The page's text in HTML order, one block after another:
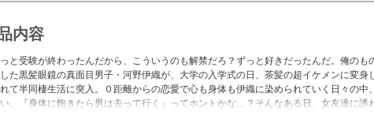
内容
っと受験が終わったんだから、こういうのも解禁だろ？ずっと好きだったんだ。俺の
た黒髪眼鏡の真面目男子・河野伊織が、大学の入学式の日、茶髪の超イケメンに変
て半同棲生活に突入。０距離からの恋愛で心も身体も伊織に染められていく日々の
。『身体に飽きたら男は去って行く』ってホントかな…？そんなある日、女友達に誘